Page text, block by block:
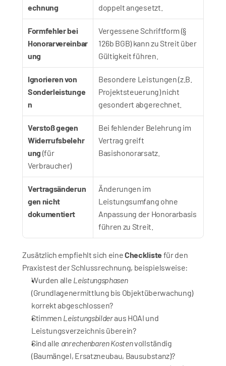
echnung
doppelt angesetzt.
Formfehler bei
Honorarvereinbar
ung
Vergessene Schriftform (§
126b BGB) kann zu Streit über
Gültigkeit führen.
Ignorieren von
Sonderleistunge
n
Besondere Leistungen (z.B.
Projektsteuerung) nicht
gesondert abgerechnet.
Verstoß gegen
Widerrufsbelehr
ung (für
Verbraucher)
Bei fehlender Belehrung im
Vertrag greift
Basishonorarsatz.
Vertragsänderun
gen nicht
dokumentiert
Änderungen im
Leistungsumfang ohne
Anpassung der Honorarbasis
führen zu Streit.
Zusätzlich empfiehlt sich eine Checkliste für den
Praxistest der Schlussrechnung, beispielsweise:
Wurden alle Leistungsphasen
(Grundlagenermittlung bis Objektüberwachung)
korrekt abgeschlossen?
Stimmen Leistungsbilder aus HOAI und
Leistungsverzeichnis überein?
Sind alle anrechenbaren Kosten vollständig
(Baumängel, Ersatzneubau, Bausubstanz)?